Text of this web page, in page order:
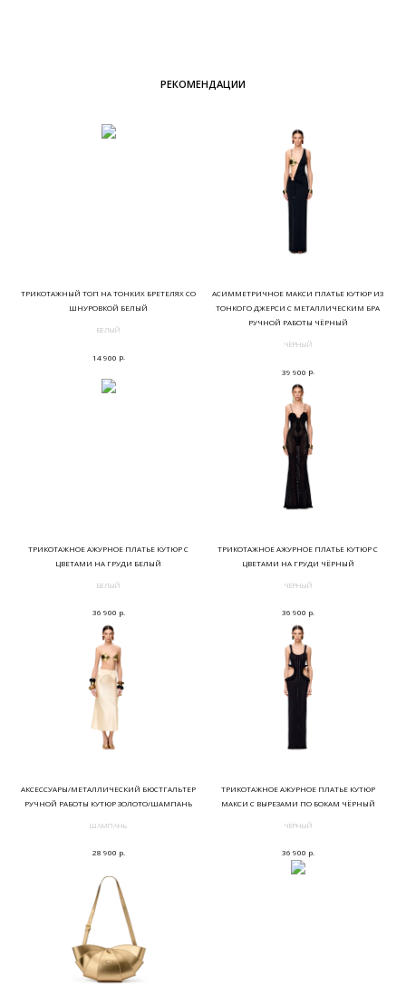
РЕКОМЕНДАЦИИ
ТРИКОТАЖНЫЙ ТОП НА ТОНКИХ БРЕТЕЛЯХ СО
ШНУРОВКОЙ БЕЛЫЙ
БЕЛЫЙ
14 900 р.
АСИММЕТРИЧНОЕ МАКСИ ПЛАТЬЕ КУТЮР ИЗ
ТОНКОГО ДЖЕРСИ С МЕТАЛЛИЧЕСКИМ БРА
РУЧНОЙ РАБОТЫ ЧЁРНЫЙ
ЧЁРНЫЙ
39 900 р.
ТРИКОТАЖНОЕ АЖУРНОЕ ПЛАТЬЕ КУТЮР С
ЦВЕТАМИ НА ГРУДИ БЕЛЫЙ
БЕЛЫЙ
36 900 р.
ТРИКОТАЖНОЕ АЖУРНОЕ ПЛАТЬЕ КУТЮР С
ЦВЕТАМИ НА ГРУДИ ЧЁРНЫЙ
ЧЁРНЫЙ
36 900 р.
АКСЕССУАРЫ/МЕТАЛЛИЧЕСКИЙ БЮСТГАЛЬТЕР
РУЧНОЙ РАБОТЫ КУТЮР ЗОЛОТО/ШАМПАНЬ
ШАМПАНЬ
28 900 р.
ТРИКОТАЖНОЕ АЖУРНОЕ ПЛАТЬЕ КУТЮР
МАКСИ С ВЫРЕЗАМИ ПО БОКАМ ЧЁРНЫЙ
ЧЁРНЫЙ
36 900 р.